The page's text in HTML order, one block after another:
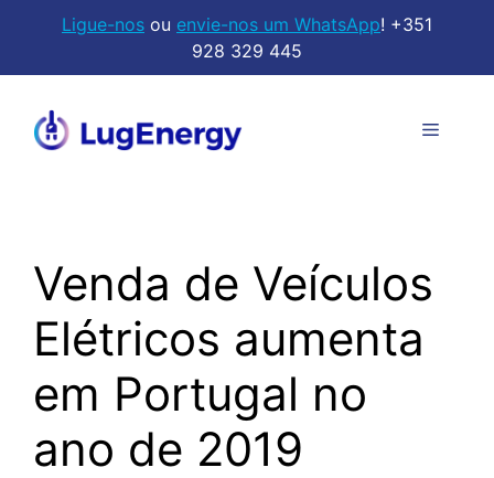
Ligue-nos ou envie-nos um WhatsApp! +351
928 329 445
Menu
Venda de Veículos
Elétricos aumenta
em Portugal no
ano de 2019